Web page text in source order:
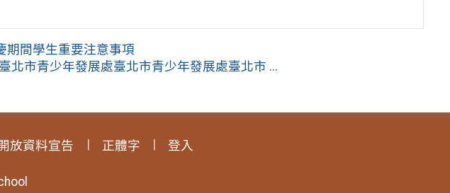
期間學生重要注意事項
北市青少年發展處臺北市青少年發展處臺北市 ...
放資料宣告 正體字 登入